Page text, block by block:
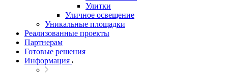
Улитки
Уличное освещение
Уникальные площадки
Реализованные проекты
Партнерам
Готовые решения
Информация